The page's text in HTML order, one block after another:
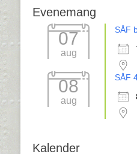
Evenemang
07
aug
SÅF
08
aug
SÅF
Kalender